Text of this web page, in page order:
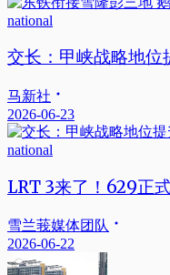
national
交长：甲峡战略地位
马新社
2026-06-23
national
LRT 3来了！629正
雪兰莪媒体团队
2026-06-22